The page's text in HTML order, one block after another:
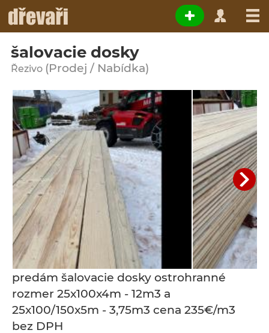
šalovacie dosky
Řezivo (Prodej / Nabídka)
predám šalovacie dosky ostrohranné
rozmer 25x100x4m - 12m3 a
25x100/150x5m - 3,75m3 cena 235€/m3
bez DPH